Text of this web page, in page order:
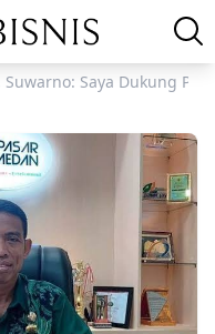
Saya Dukung